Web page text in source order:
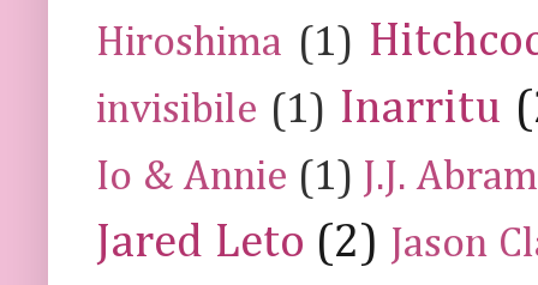
Hiroshima (1)
invisibile (1) Inarritu
Io & Annie (1) J.J.
Jared Leto (2) Jason